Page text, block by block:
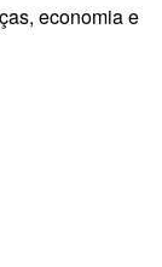
economia e